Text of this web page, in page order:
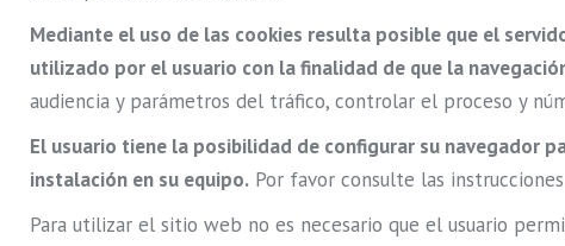
Mediante el uso de las cookies resulta posible que el
utilizado por el usuario con la finalidad de que la
audiencia y parámetros del tráfico, controlar el proceso y
El usuario tiene la posibilidad de configurar su navegador
instalación en su equipo. Por favor consulte las
Para utilizar el sitio web no es necesario que el usuario